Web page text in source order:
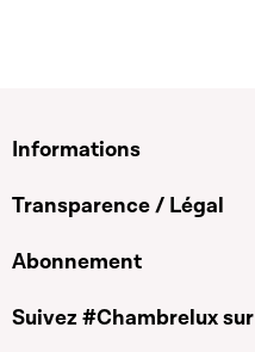
Informations
Transparence / Légal
Abonnement
Suivez #Chambrelux sur